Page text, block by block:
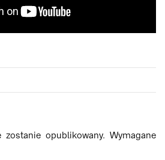
opublikowany. Wymagane